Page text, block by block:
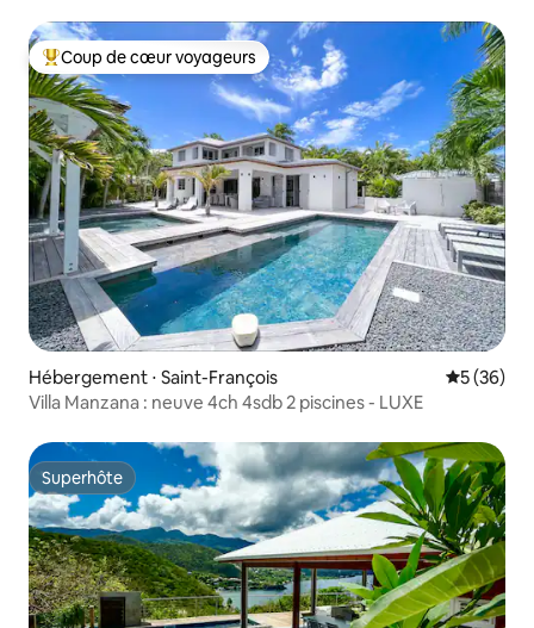
Coups de cœur voyageurs les plus appréciés
Coup de cœur voyageurs
Hébergement ⋅ Saint-François
5 (36)
Villa Manzana : neuve 4ch 4sdb 2 piscines - LUXE
Superhôte
Superhôte